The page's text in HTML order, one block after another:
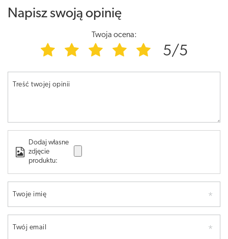
Napisz swoją opinię
Twoja ocena:
5/5
Treść twojej opinii
Dodaj własne
zdjęcie
produktu:
Twoje imię
Twój email